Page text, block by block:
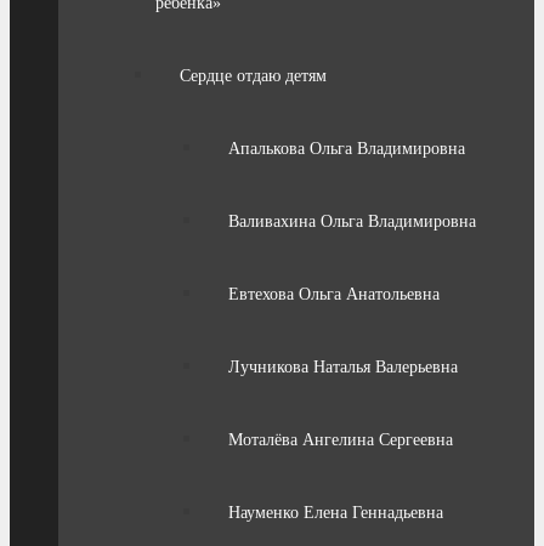
Сердце отдаю детям
Апалькова Ольга Владимировна
Валивахина Ольга Владимировна
Евтехова Ольга Анатольевна
Лучникова Наталья Валерьевна
Моталёва Ангелина Сергеевна
Науменко Елена Геннадьевна